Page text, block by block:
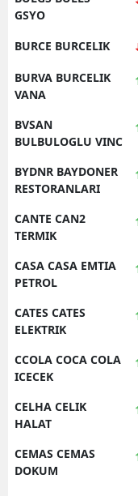
GSYO
BURCE BURCELIK
BURVA BURCELIK
VANA
BVSAN
BULBULOGLU VINC
BYDNR BAYDONER
RESTORANLARI
CANTE CAN2
TERMIK
CASA CASA EMTIA
PETROL
CATES CATES
ELEKTRIK
CCOLA COCA COLA
ICECEK
CELHA CELIK
HALAT
CEMAS CEMAS
DOKUM